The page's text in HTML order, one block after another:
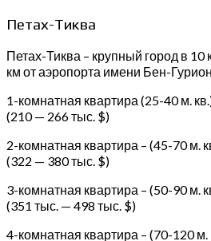
Петах-Тиква
Петах-Тиква – крупный город в 10
км от аэропорта имени Бен-
1-комнатная квартира (25-40 м.
(210 — 266 тыс. $)
2-комнатная квартира – (45-70 м.
(322 — 380 тыс. $)
3-комнатная квартира – (50-90 м.
(351 тыс. — 498 тыс. $)
4-комнатная квартира – (70-120